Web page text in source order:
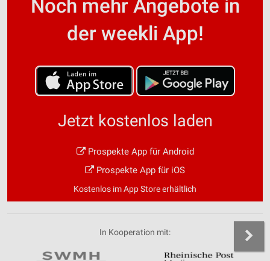
Noch mehr Angebote in
der weekli App!
Jetzt kostenlos laden
Prospekte App für Android
Prospekte App für iOS
Kostenlos im App Store erhältlich
In Kooperation mit: